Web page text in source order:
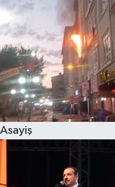
Asayiş
Televizyon
Yaşam-Çevre